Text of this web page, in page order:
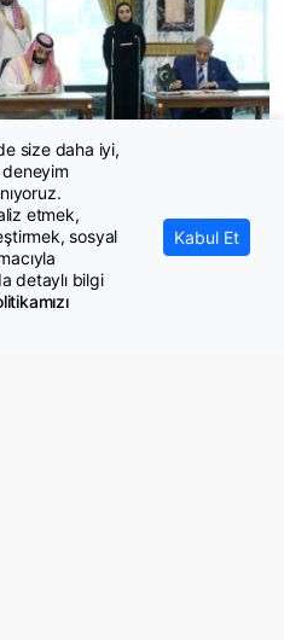
tarihi savunma ittifakı
size daha iyi,
etmek,
sosyal
detaylı bilgi
Kabul Et